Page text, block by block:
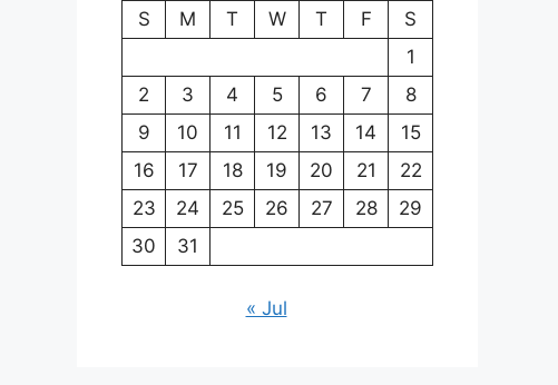
S
M T W T F
S
1
2
3 4 5 6 7
8
9
10 11 12 13 14
15
16
17 18 19 20 21
22
23
24 25 26 27 28
29
30
31
« Jul